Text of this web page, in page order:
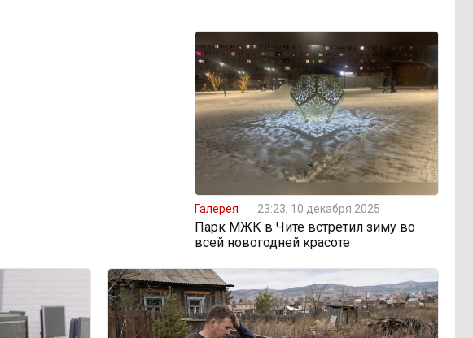
Галерея 23:23, 10 декабря 2025
Парк МЖК в Чите встретил зиму во
всей новогодней красоте